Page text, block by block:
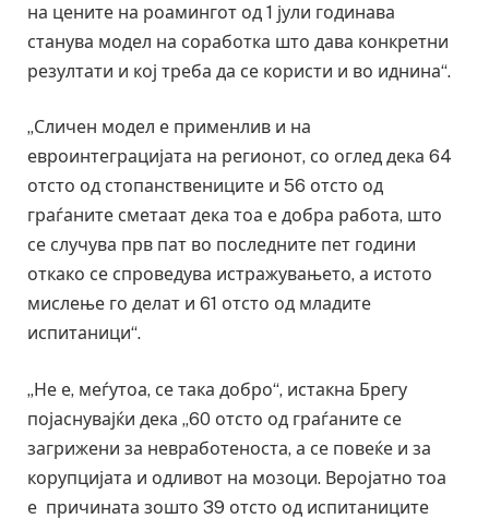
на цените на роамингот од 1 јули годинава
станува модел на соработка што дава конкретни
резултати и кој треба да се користи и во иднина“.
„Сличен модел е применлив и на
евроинтеграцијата на регионот, со оглед дека 64
отсто од стопанствениците и 56 отсто од
граѓаните сметаат дека тоа е добра работа, што
се случува прв пат во последните пет години
откако се спроведува истражувањето, а истото
мислење го делат и 61 отсто од младите
испитаници“.
„Не е, меѓутоа, се така добро“, истакна Брегу
појаснувајќи дека „60 отсто од граѓаните се
загрижени за невработеноста, а се повеќе и за
корупцијата и одливот на мозоци. Веројатно тоа
е причината зошто 39 отсто од испитаниците